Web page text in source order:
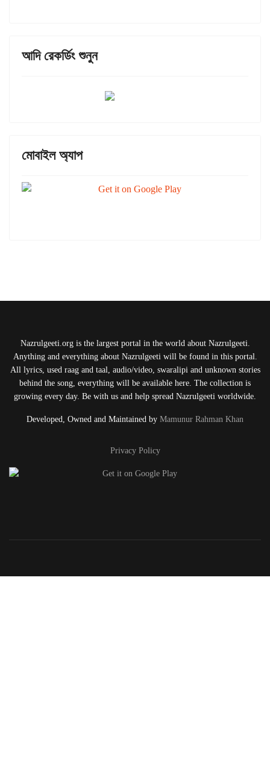
আদি রেকর্ডিং শুনুন
মোবাইল অ্যাপ
Nazrulgeeti.org is the largest portal in the world about Nazrulgeeti.
Anything and everything about Nazrulgeeti will be found in this portal.
All lyrics, used raag and taal, audio/video, swaralipi and unknown stories
behind the song, everything will be available here. The collection is
growing every day. Be with us and help spread Nazrulgeeti worldwide.
Developed, Owned and Maintained by Mamunur Rahman Khan
Privacy Policy